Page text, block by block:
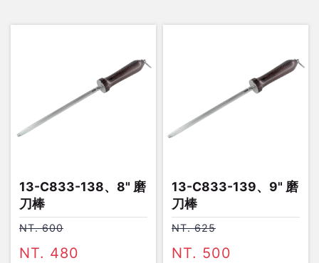
13-C833-138、8" 磨
刀棒
NT. 600
NT. 480
13-C833-139、9" 磨
刀棒
NT. 625
NT. 500